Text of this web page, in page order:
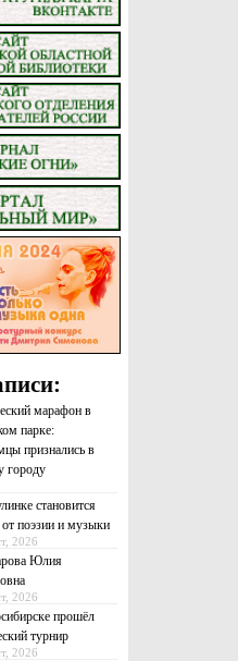
марафон в
парке:
признались в
городу
становится
поэзии и музыки
2026
Юлия
2026
прошёл
турнир
2026